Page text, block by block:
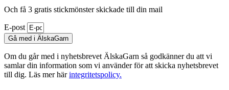
Och få 3 gratis stickmönster skickade till din mail
E-post
Gå med i ÄlskaGarn
Om du går med i nyhetsbrevet ÄlskaGarn så godkänner du att vi
samlar din information som vi använder för att skicka nyhetsbrevet
till dig. Läs mer härintegritetspolicy.